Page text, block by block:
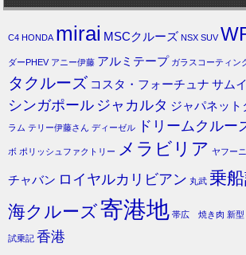
C4 HONDA mirai MSCクルーズ NSX SUV
ダーPHEV アニー伊藤 アルミテープ ガラスコーティン
タクルーズ コスタ・フォーチュナ サムイ
シンガポール ジャカルタ ジャパネット
ラム テリー伊藤さん ディーゼル ドリームクルー
ボ ポリッシュファクトリー メラビリア ヤフー
チャバン ロイヤルカリビアン 丸武 乗
海クルーズ寄港地 帯広 焼き肉 新型
試乗記 香港